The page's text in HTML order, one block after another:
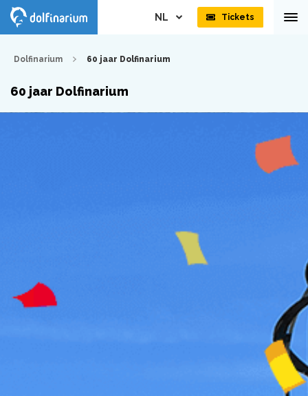
NL Tickets
Dolfinarium 60 jaar Dolfinarium
60 jaar Dolfinarium